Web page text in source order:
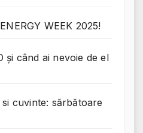
WEEK 2025!
și când ai nevoie de el
cuvinte: sărbătoare